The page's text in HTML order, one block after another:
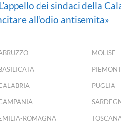
dei sindaci della
all’odio antisemita»
ROMAGNA
MOLISE
PUGLIA